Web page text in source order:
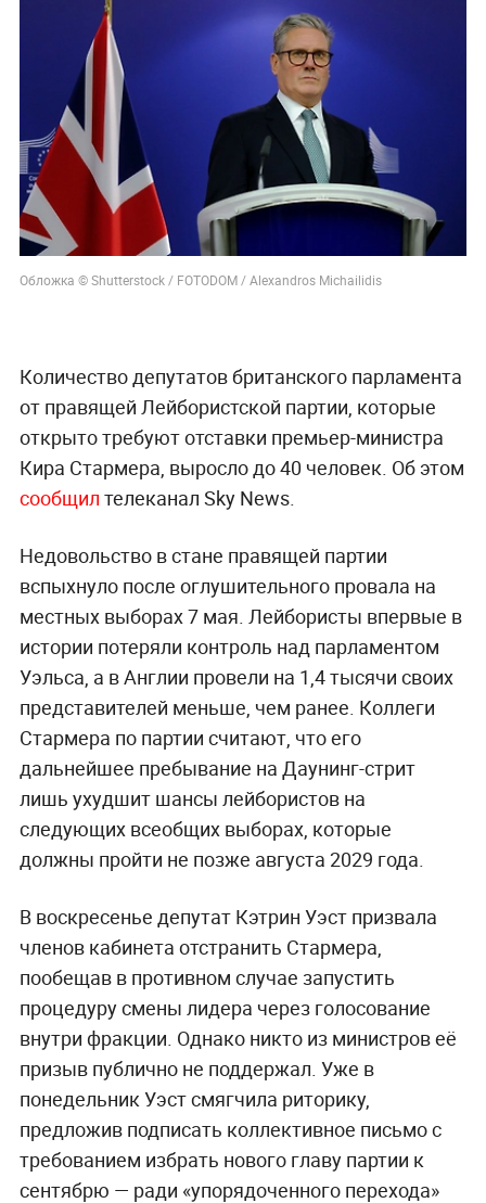
Обложка © Shutterstock / FOTODOM / Alexandros Michailidis
Количество депутатов британского парламента
от правящей Лейбористской партии, которые
открыто требуют отставки премьер-министра
Кира Стармера, выросло до 40 человек. Об этом
сообщил телеканал Sky News.
Недовольство в стане правящей партии
вспыхнуло после оглушительного провала на
местных выборах 7 мая. Лейбористы впервые в
истории потеряли контроль над парламентом
Уэльса, а в Англии провели на 1,4 тысячи своих
представителей меньше, чем ранее. Коллеги
Стармера по партии считают, что его
дальнейшее пребывание на Даунинг-стрит
лишь ухудшит шансы лейбористов на
следующих всеобщих выборах, которые
должны пройти не позже августа 2029 года.
В воскресенье депутат Кэтрин Уэст призвала
членов кабинета отстранить Стармера,
пообещав в противном случае запустить
процедуру смены лидера через голосование
внутри фракции. Однако никто из министров её
призыв публично не поддержал. Уже в
понедельник Уэст смягчила риторику,
предложив подписать коллективное письмо с
требованием избрать нового главу партии к
сентябрю — ради «упорядоченного перехода»